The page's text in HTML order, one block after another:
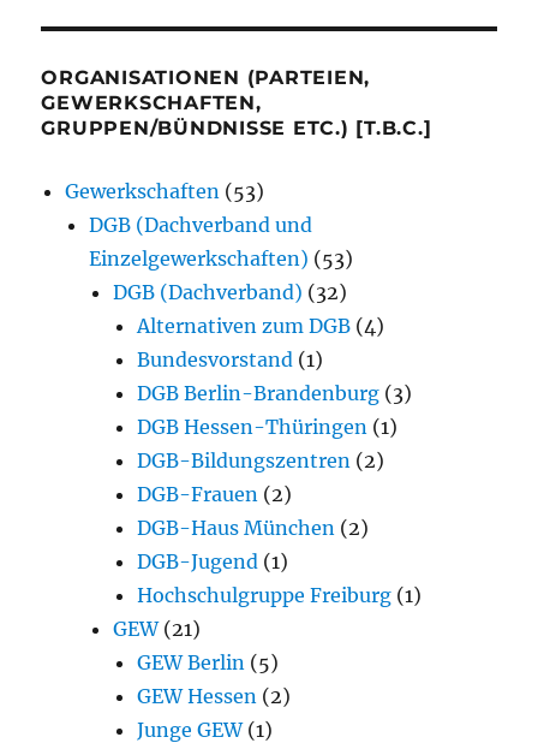
ORGANISATIONEN (PARTEIEN,
GEWERKSCHAFTEN,
GRUPPEN/BÜNDNISSE ETC.) [T.B.C.]
Gewerkschaften (53)
DGB (Dachverband und
Einzelgewerkschaften) (53)
DGB (Dachverband) (32)
Alternativen zum DGB (4)
Bundesvorstand (1)
DGB Berlin-Brandenburg (3)
DGB Hessen-Thüringen (1)
DGB-Bildungszentren (2)
DGB-Frauen (2)
DGB-Haus München (2)
DGB-Jugend (1)
Hochschulgruppe Freiburg (1)
GEW(21)
GEW Berlin (5)
GEW Hessen (2)
Junge GEW(1)